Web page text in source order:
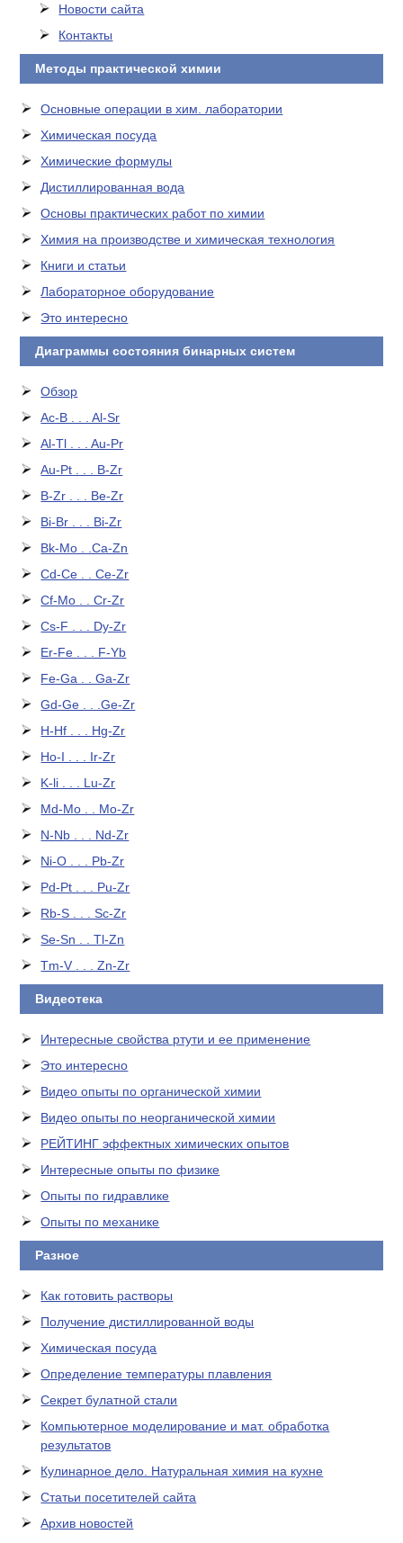
Новости сайта
Контакты
Методы практической химии
Основные операции в хим. лаборатории
Химическая посуда
Химические формулы
Дистиллированная вода
Основы практических работ по химии
Химия на производстве и химическая технология
Книги и статьи
Лабораторное оборудование
Это интересно
Диаграммы состояния бинарных систем
Обзор
Ac-B . . . Al-Sr
Al-Tl . . . Au-Pr
Au-Pt . . . B-Zr
B-Zr . . . Be-Zr
Bi-Br . . . Bi-Zr
Bk-Mo . .Ca-Zn
Cd-Ce . . Ce-Zr
Cf-Mo . . Cr-Zr
Cs-F . . . Dy-Zr
Er-Fe . . . F-Yb
Fe-Ga . . Ga-Zr
Gd-Ge . . .Ge-Zr
H-Hf . . . Hg-Zr
Ho-I . . . Ir-Zr
K-li . . . Lu-Zr
Md-Mo . . Mo-Zr
N-Nb . . . Nd-Zr
Ni-O . . . Pb-Zr
Pd-Pt . . . Pu-Zr
Rb-S . . . Sc-Zr
Se-Sn . . Tl-Zn
Tm-V . . . Zn-Zr
Видеотека
Интересные свойства ртути и ее применение
Это интересно
Видео опыты по органической химии
Видео опыты по неорганической химии
РЕЙТИНГ эффектных химических опытов
Интересные опыты по физике
Опыты по гидравлике
Опыты по механике
Разное
Как готовить растворы
Получение дистиллированной воды
Химическая посуда
Определение температуры плавления
Секрет булатной стали
Компьютерное моделирование и мат. обработка
результатов
Кулинарное дело. Натуральная химия на кухне
Статьи посетителей сайта
Архив новостей